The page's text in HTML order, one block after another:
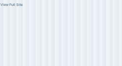
View Full Site